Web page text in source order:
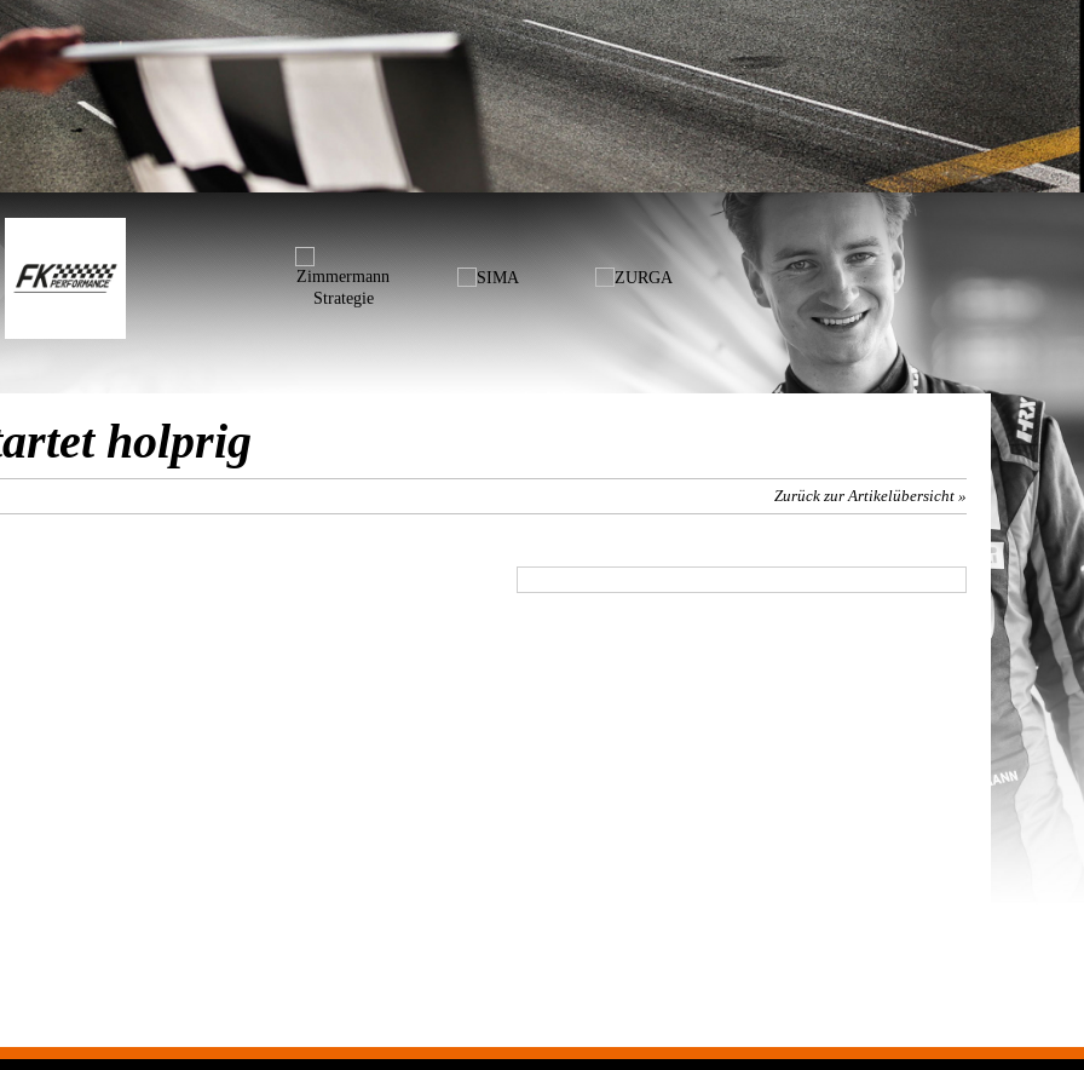
holprig
Zurück zur Artikelübersicht »